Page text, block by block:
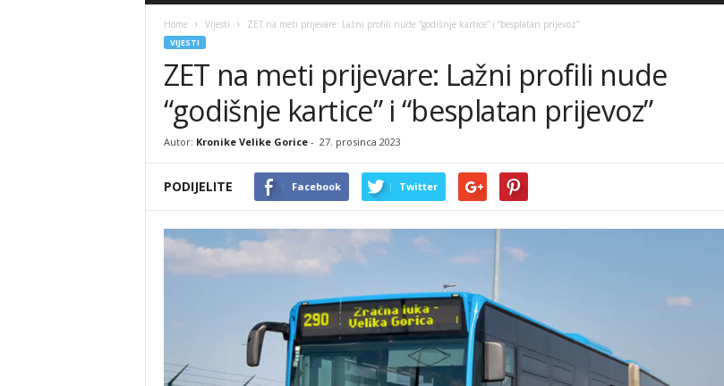
Home Vijesti ZET na meti prijevare: Lažni profili nude “godišnje kartice” i “besplatan prijevoz”
VIJESTI
ZET na meti prijevare: Lažni profili nude
“godišnje kartice” i “besplatan prijevoz”
Autor: Kronike Velike Gorice- 27. prosinca 2023
PODIJELITE Facebook Twitter